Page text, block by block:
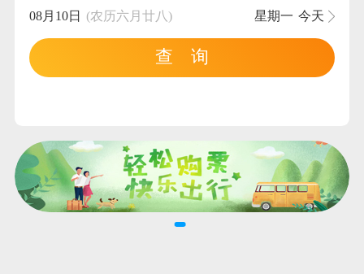
08月10日 (农历六月廿八) 星期一 今天
查 询